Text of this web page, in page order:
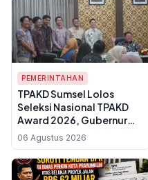
PEMERINTAHAN
TPAKD Sumsel Lolos
Seleksi Nasional TPAKD
Award 2026, Gubernur
Herman Deru Paparkan
Program 100.000 Sultan
Muda ke Tim Penilai OJK
06 Agustus 2026